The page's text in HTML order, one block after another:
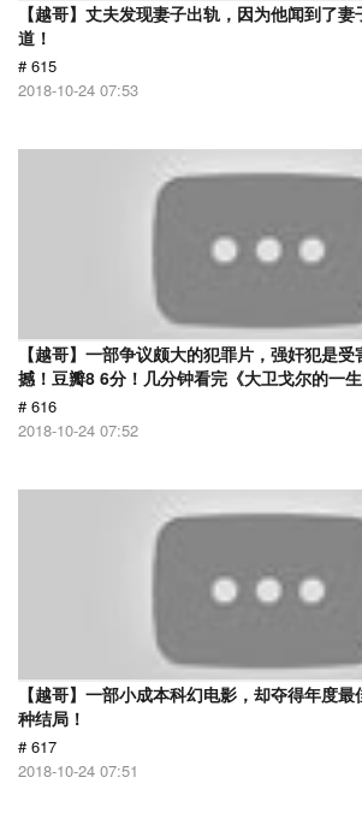
【越哥】丈夫发现妻子出轨，因为他闻到了
道！
# 615
2018-10-24 07:53
【越哥】一部争议颇大的犯罪片，强奸犯是
撼！豆瓣8 6分！几分钟看完《大卫戈尔的一生
# 616
2018-10-24 07:52
【越哥】一部小成本科幻电影，却夺得年度
种结局！
# 617
2018-10-24 07:51